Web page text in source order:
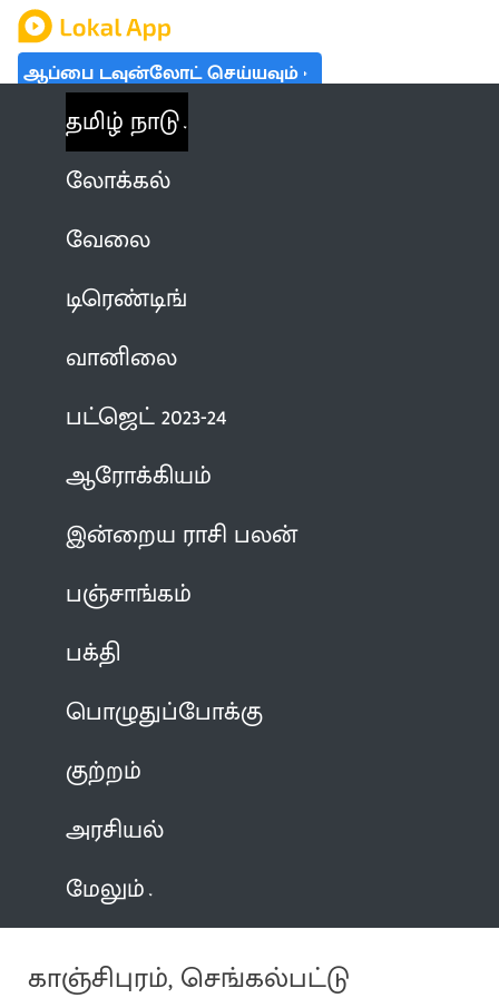
ஆப்பை டவுன்லோட் செய்யவும்
தமிழ் நாடு
லோக்கல்
வேலை
டிரெண்டிங்
வானிலை
பட்ஜெட் 2023-24
ஆரோக்கியம்
இன்றைய ராசி பலன்
பஞ்சாங்கம்
பக்தி
பொழுதுப்போக்கு
குற்றம்
அரசியல்
மேலும்
காஞ்சிபுரம், செங்கல்பட்டு